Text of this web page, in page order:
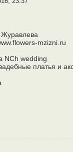
mzizni.ru
NCh wedding
платья и